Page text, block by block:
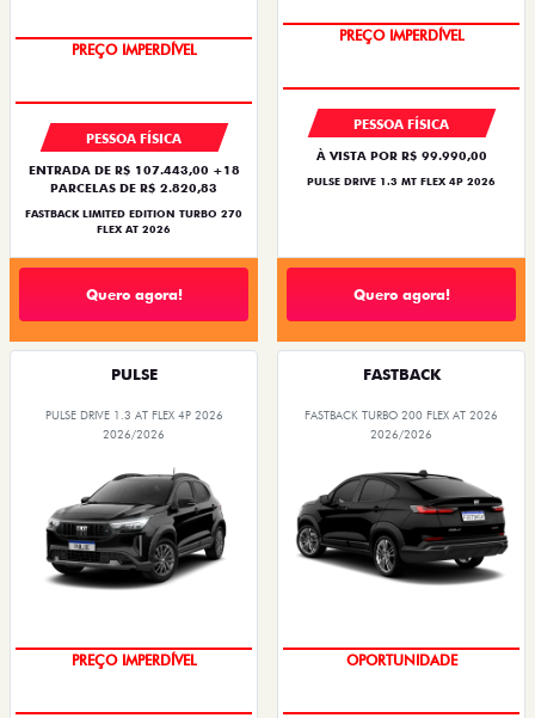
PREÇO IMPERDÍVEL
PESSOA FÍSICA
ENTRADA DE R$ 107.443,00 +18
PARCELAS DE R$ 2.820,83
FASTBACK LIMITED EDITION TURBO 270
FLEX AT 2026
Quero agora!
PREÇO IMPERDÍVEL
PESSOA FÍSICA
À VISTA POR R$ 99.990,00
PULSE DRIVE 1.3 MT FLEX 4P 2026
Quero agora!
PULSE
PULSE DRIVE 1.3 AT FLEX 4P 2026
2026/2026
PREÇO IMPERDÍVEL
FASTBACK
FASTBACK TURBO 200 FLEX AT 2026
2026/2026
OPORTUNIDADE